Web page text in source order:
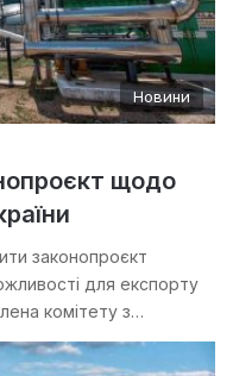
Новини
щодо
законопроєкт
для експорту
комітету з…